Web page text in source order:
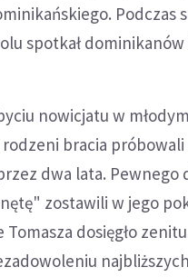
spotkał
nowicjatu w
bracia próbowali
dwa lata. Pewnego
zostawili w jego
dosięgło